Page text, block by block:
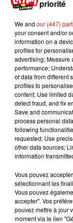
Publié : 2
Ces feux
boulevards
dans le
seront là que
ans. Jusque
publié fin
Mundo
priorité
We and our (447)
your consent and/or
information on a
profiles for
advertising; Measure
performance;
of data from different
profiles to
content; Use limited
detect fraud, and fix
Save and
process personal
following
requested; Use
other data sources;
information
Vous pouvez
sélectionnant les
Vous pouvez
accepter". Vos
pouvez mettre à jour
moment via le lien